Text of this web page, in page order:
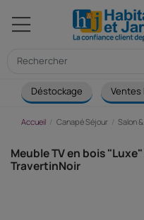
Déstockage Ventes
Accueil Canapé Séjour Salon
Meuble TV en bois
TravertinNoir